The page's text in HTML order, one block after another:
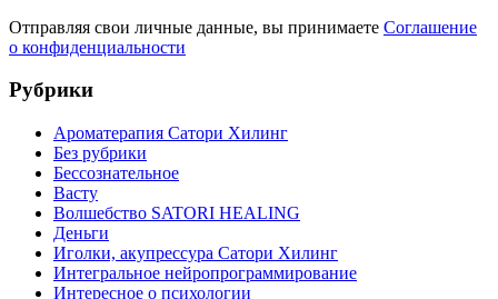
Отправляя свои личные данные, вы принимаете Соглашение
о конфиденциальности
Рубрики
Ароматерапия Сатори Хилинг
Без рубрики
Бессознательное
Васту
Волшебство SATORI HEALING
Деньги
Иголки, акупрессура Сатори Хилинг
Интегральное нейропрограммирование
Интересное о психологии